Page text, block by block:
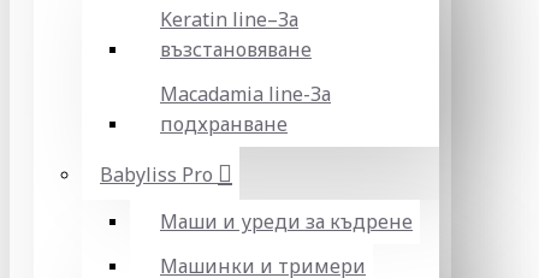
Keratin line–За
възстановяване
Macadamia line-За
подхранване
Babyliss Pro
Маши и уреди за къдрене
Машинки и тримери